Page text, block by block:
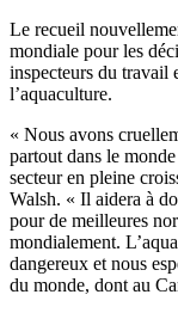
Le recueil
mondiale pour les
inspecteurs du travail
l’aquaculture.
« Nous avons
partout dans le
secteur en pleine
Walsh. « Il aidera à
pour de meilleures
mondialement.
dangereux et nous
du monde, dont au